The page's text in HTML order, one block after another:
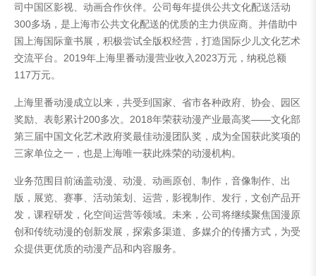
司中国区影视、动画合作伙伴。公司每年提供公共文化配送活动
300多场，是上海市公共文化配送的优质的主力供应商。并借助中
国上海国际童书展，积极尝试全版权经营，打造国际少儿文化艺术
交流平台。2019年上海里番动漫营业收入2023万元，纳税总额
117万元。
上海里番动漫成立以来，共受到国家、省市各种政府、协会、园区
奖励、表彰累计200多次。2018年荣获动漫产业最高奖——文化部
第三届中国文化艺术政府奖最佳动漫团队奖，成为全国获此奖项的
三家单位之一，也是上海唯一获此殊荣的动漫机构。
业务范围目前涵盖动漫、动漫、动画原创、制作，音像制作、出
版，展览、赛事、活动策划、运营，影视制作、发行，文创产品开
发，课程研发，化空间运营等领域。未来，公司将继续聚焦国漫原
创和传统动漫的创新发展，探索多渠道、多媒介的传播方式，为受
众提供更优质的动漫产品和内容服务。